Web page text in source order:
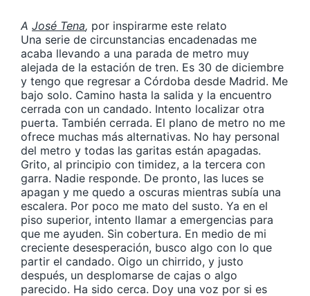
A José Tena, por inspirarme este relato
Una serie de circunstancias encadenadas me
acaba llevando a una parada de metro muy
alejada de la estación de tren. Es 30 de diciembre
y tengo que regresar a Córdoba desde Madrid. Me
bajo solo. Camino hasta la salida y la encuentro
cerrada con un candado. Intento localizar otra
puerta. También cerrada. El plano de metro no me
ofrece muchas más alternativas. No hay personal
del metro y todas las garitas están apagadas.
Grito, al principio con timidez, a la tercera con
garra. Nadie responde. De pronto, las luces se
apagan y me quedo a oscuras mientras subía una
escalera. Por poco me mato del susto. Ya en el
piso superior, intento llamar a emergencias para
que me ayuden. Sin cobertura. En medio de mi
creciente desesperación, busco algo con lo que
partir el candado. Oigo un chirrido, y justo
después, un desplomarse de cajas o algo
parecido. Ha sido cerca. Doy una voz por si es